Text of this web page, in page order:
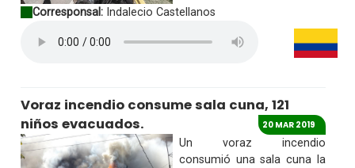
Corresponsal:Indalecio Castellanos
Voraz incendio consume sala cuna, 121
niños evacuados.
20 MAR 2019
Un voraz incendio
consumió una sala cuna la